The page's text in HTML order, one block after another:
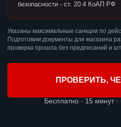
безопасности - ст. 20.4 КоАП РФ
Указаны максимальные санкции по
Подготовим документы для магазина
проверка прошла без предписаний и
ПРОВЕРИТЬ,
Бесплатно · 15 минут ·